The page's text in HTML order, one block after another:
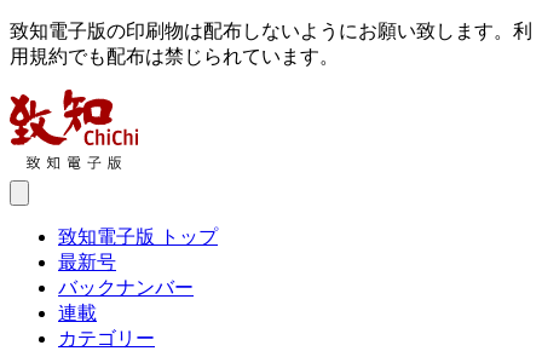
致知電子版の印刷物は配布しないようにお願い致します。利
用規約でも配布は禁じられています。
致知電子版 トップ
最新号
バックナンバー
連載
カテゴリー